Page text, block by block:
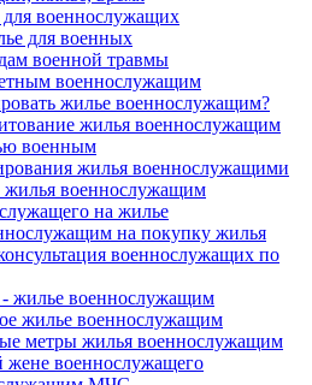
для военнослужащих
для военных
военной травмы
военнослужащим
жилье военнослужащим?
жилья военнослужащим
военным
жилья военнослужащими
жилья военнослужащим
на жилье
на покупку жилья
военнослужащих по
- жилье военнослужащим
жилье военнослужащим
метры жилья военнослужащим
военнослужащего